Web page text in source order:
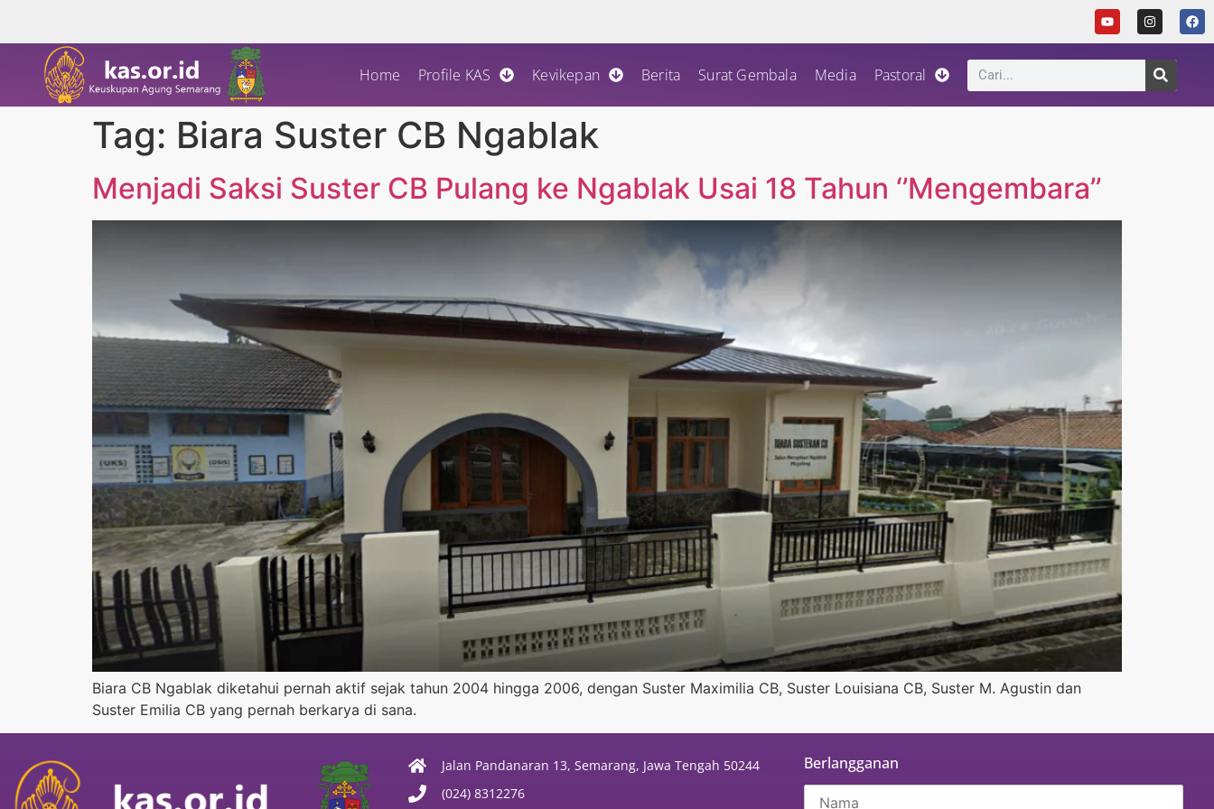
Home Profile KAS Kevikepan Berita Surat Gembala Media Pastoral
Tag: Biara Suster CB Ngablak
Menjadi Saksi Suster CB Pulang ke Ngablak Usai 18 Tahun ‘’Mengembara’’
Biara CB Ngablak diketahui pernah aktif sejak tahun 2004 hingga 2006, dengan Suster Maximilia CB, Suster Louisiana CB, Suster M. Agustin dan
Suster Emilia CB yang pernah berkarya di sana.
Jalan Pandanaran 13, Semarang, Jawa Tengah 50244
(024) 8312276
Berlangganan